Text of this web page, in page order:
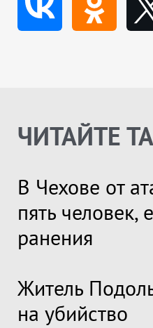
ЧИТАЙТЕ
В Чехове от
пять
ранения
Житель
на убийство